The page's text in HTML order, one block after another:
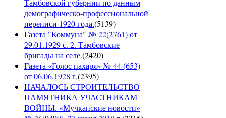
Тамбовской губернии по данным
демографическо-профессиональной
переписи 1920 года.(5139)
Газета "Коммуна" № 22(2761) от
29.01.1929 с. 2. Тамбовские
бригады на селе.(2420)
Газета «Голос пахаря» № 44 (653)
от 06.06.1928 г.(2395)
НАЧАЛОСЬ СТРОИТЕЛЬСТВО
ПАМЯТНИКА УЧАСТНИКАМ
ВОЙНЫ. «Мучкапские новости»